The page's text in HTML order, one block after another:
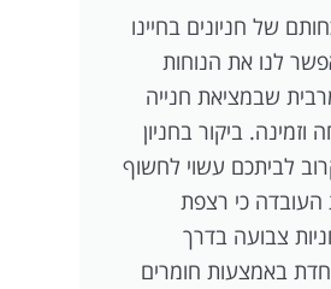
של חניונים בחיינו
לנו את הנוחות
שבמציאת חנייה
וזמינה. ביקור בחניון
לביתכם עשוי לחשוף
העובדה כי רצפת
צבועה בדרך
באמצעות חומרים